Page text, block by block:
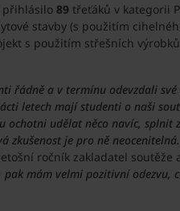
přihlásilo 89 třeťáků v kategorii
stavby (s použitím
s použitím střešních
řádně a v termínu odevzdali
letech mají studenti o naši
ochotni udělat něco navíc,
zkušenost je pro ně
ročník zakladatel soutěže
mám velmi pozitivní odezvu,